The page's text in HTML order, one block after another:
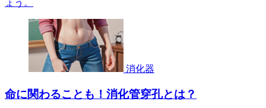
ょう。
消化器
命に関わることも！消化管穿孔とは？